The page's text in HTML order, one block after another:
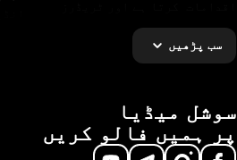
ٹریڈنگ پلیٹ فارم پر منافع
کمانا شروع کر سکتے ہیں۔
سب پڑھیں
سوشل میڈیا
پر ہمیں فالو کریں